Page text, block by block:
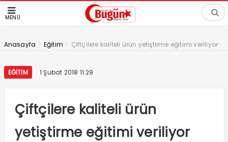
MENÜ
Anasayfa > Eğitim > Çiftçilere kaliteli ürün yetiştirme eğitimi veriliyor
EĞITIM 1 Şubat 2018 11:29
Çiftçilere kaliteli ürün
yetiştirme eğitimi veriliyor